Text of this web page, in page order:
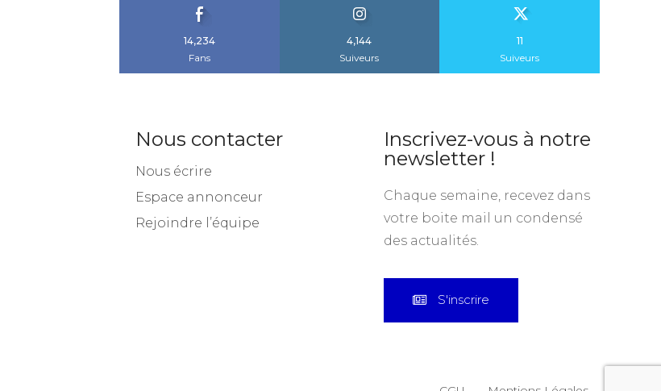
14,234
Fans
4,144
Suiveurs
11
Suiveurs
Nous contacter
Nous écrire
Espace annonceur
Rejoindre l’équipe
Inscrivez-vous à notre
newsletter !
Chaque semaine, recevez dans
votre boite mail un condensé
des actualités.
S'inscrire